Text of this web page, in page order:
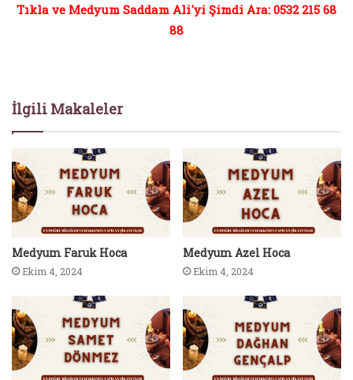
Tıkla ve Medyum Saddam Ali'yi Şimdi Ara: 0532 215 68
88
İlgili Makaleler
Medyum Faruk Hoca
Ekim 4, 2024
Medyum Azel Hoca
Ekim 4, 2024